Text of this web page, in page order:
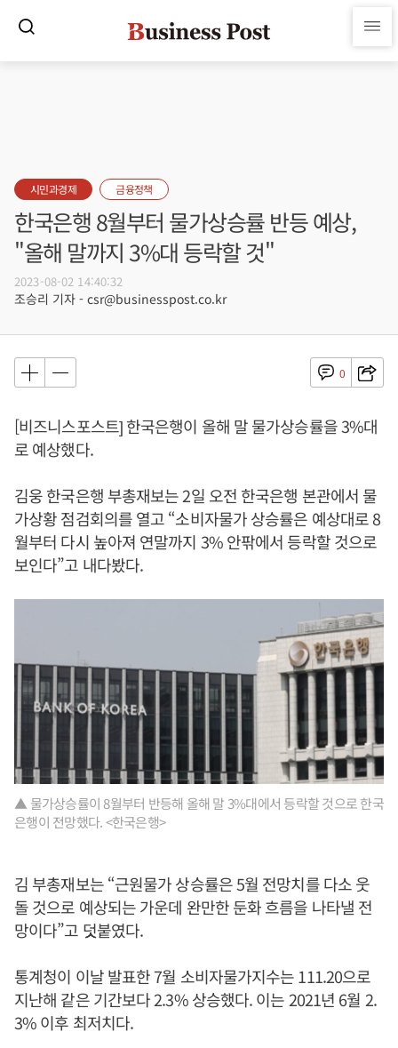
시민과경제 금융정책
한국은행 8월부터 물가상승률 반등 예상,
"올해 말까지 3%대 등락할 것"
2023-08-02 14:40:32
조승리 기자 - csr@businesspost.co.kr
0
[비즈니스포스트] 한국은행이 올해 말 물가상승률을 3%대
로 예상했다.
김웅 한국은행 부총재보는 2일 오전 한국은행 본관에서 물
가상황 점검회의를 열고 “소비자물가 상승률은 예상대로 8
월부터 다시 높아져 연말까지 3% 안팎에서 등락할 것으로
보인다”고 내다봤다.
▲ 물가상승률이 8월부터 반등해 올해 말 3%대에서 등락할 것으로 한국
은행이 전망했다. <한국은행>
김 부총재보는 “근원물가 상승률은 5월 전망치를 다소 웃
돌 것으로 예상되는 가운데 완만한 둔화 흐름을 나타낼 전
망이다”고 덧붙였다.
통계청이 이날 발표한 7월 소비자물가지수는 111.20으로
지난해 같은 기간보다 2.3% 상승했다. 이는 2021년 6월 2.
3% 이후 최저치다.